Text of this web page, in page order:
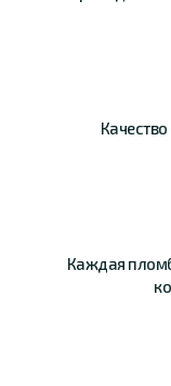
Качество
Каждая